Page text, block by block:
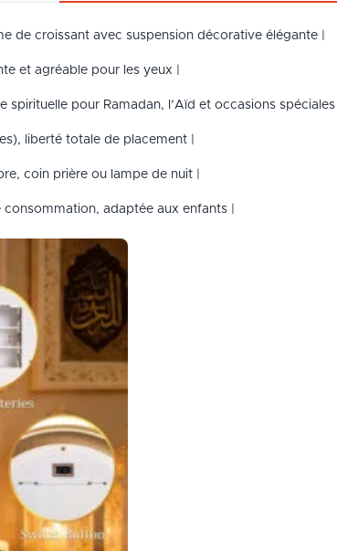
de croissant avec suspension décorative élégante |
et agréable pour les yeux |
spirituelle pour Ramadan, l’Aïd et occasions spéciales |
liberté totale de placement |
coin prière ou lampe de nuit |
adaptée aux enfants |